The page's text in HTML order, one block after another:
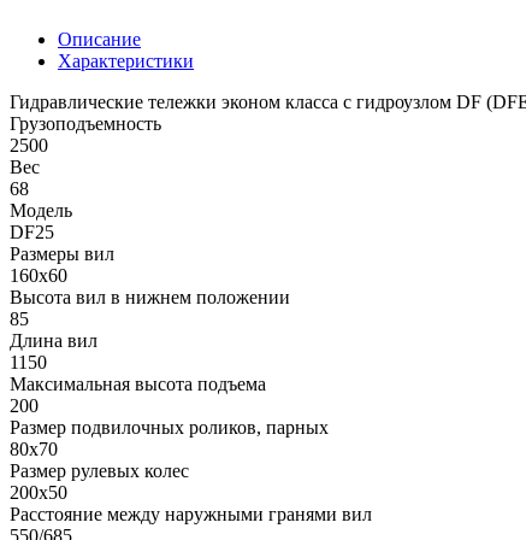
Описание
Характеристики
Гидравлические тележки эконом класса с гидроузлом DF
Грузоподъемность
2500
Вес
68
Модель
DF25
Размеры вил
160х60
Высота вил в нижнем положении
85
Длина вил
1150
Максимальная высота подъема
200
Размер подвилочных роликов, парных
80х70
Размер рулевых колес
200х50
Расстояние между наружными гранями вил
550/685